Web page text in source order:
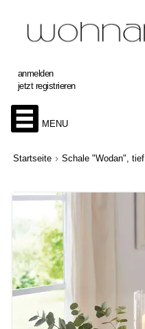
anmelden
jetzt registrieren
MENU
Startseite Schale "Wodan", tief